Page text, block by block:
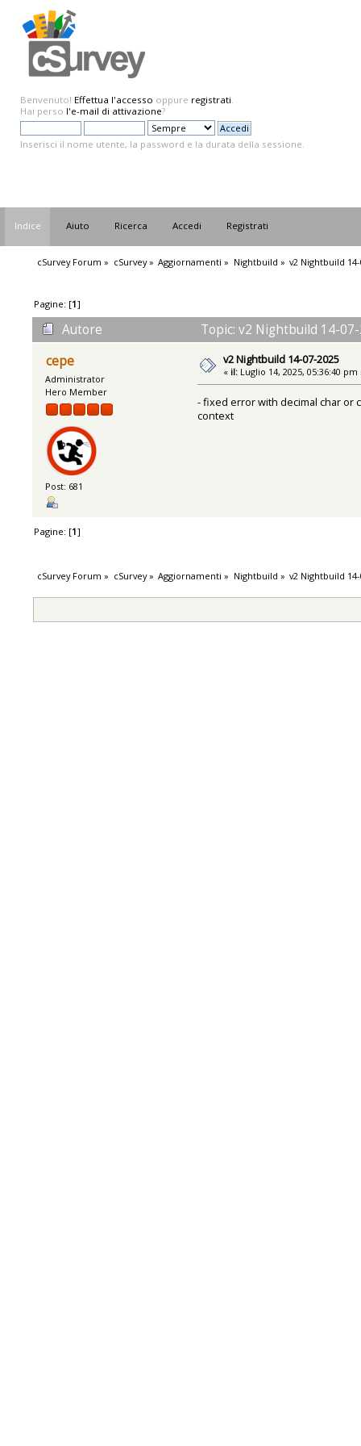
Benvenuto! Effettua l'accesso oppure registrati.
Hai perso l'e-mail di attivazione?
Inserisci il nome utente, la password e la durata della sessione.
Indice Aiuto Ricerca Accedi Registrati
cSurvey Forum » cSurvey» Aggiornamenti » Nightbuild » v2 Nightbuild
Pagine: [1]
Autore
Topic: v2 Nightbuild 14-
cepe
Administrator
Hero Member
Post: 681
v2 Nightbuild 14-07-2025
« il: Luglio 14, 2025, 05:36:40 pm
- fixed error with decimal char or
context
Pagine: [1]
cSurvey Forum » cSurvey» Aggiornamenti » Nightbuild » v2 Nightbuild